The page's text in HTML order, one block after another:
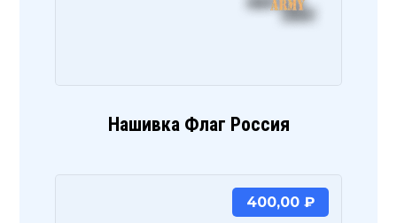
Нашивка Флаг Россия
400,00 ₽